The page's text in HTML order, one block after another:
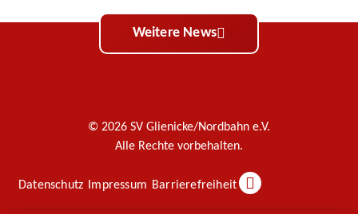
Weitere News
© 2026 SV Glienicke/Nordbahn e.V.
Alle Rechte vorbehalten.
Datenschutz Impressum Barrierefreiheit